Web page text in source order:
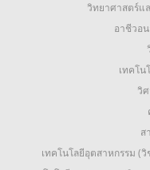
วิทยาศาสตร์แ
อาชีวอ
เทคโน
วิ
ส
เทคโนโลยีอุตสาหกรรม (